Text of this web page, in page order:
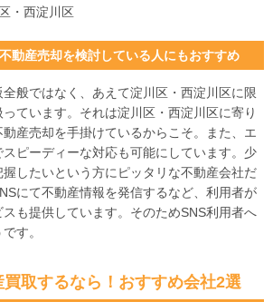
・西淀川区
動産売却を検討している人にもおすすめ
般ではなく、あえて淀川区・西淀川区に限
ています。それは淀川区・西淀川区に寄り
産売却を手掛けているからこそ。また、エ
スピーディーな対応も可能にしています。少
握したいという方にピッタリな不動産会社だ
にて不動産情報を発信するなど、利用者が
も提供しています。そのためSNS利用者へ
す。
取するなら！おすすめ会社2選